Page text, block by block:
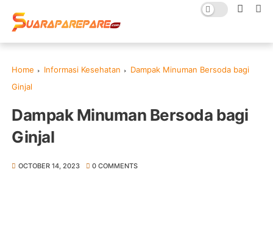
Home Informasi Kesehatan
Dampak Minuman Bersoda bagi
Ginjal
Dampak Minuman Bersoda bagi
Ginjal
OCTOBER 14, 2023 0 COMMENTS